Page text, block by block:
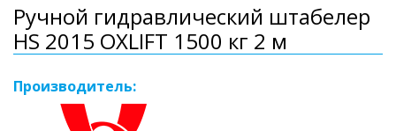
Ручной гидравлический штабелер
HS 2015 OXLIFT 1500 кг 2 м
Производитель: